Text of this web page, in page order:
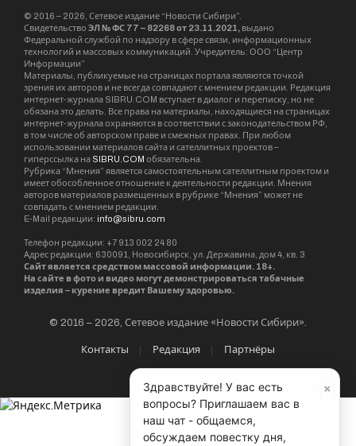
© 2016 – 2026, Сетевое издание “Новости Сибири”.
Свидетельство ЭЛ № ФС 77 – 82268 от 23.11.2021, выдано
Федеральной службой по надзору в сфере связи, информационных
технологий и массовых коммуникаций. Учредитель: ООО “Центр
Информации”
Материалы, публикуемые на страницах портала являются точкой
зрения их авторов и не всегда совпадают с мнением редакции. Редакция
интернет-журнала SIBRU.COM вступает в диалог и переписку, но не
обязана это делать. Все права на материалы, находящиеся на страницах
интернет-журнала охраняются в соответствии с законодательством РФ,
в том числе об авторском праве и смежных правах. При любом
использовании материалов сайта и сателлитных проектов –
гиперссылка на SIBRU.COM обязательна.
Рубрика “Мнения” является самостоятельным сателлитным проектом и
имеет обособленное отношение к деятельности редакции. Мнения
авторов материалов размещенных в рубрике “Мнения” может не
совпадать с мнением редакции.
E-Mail редакции: info@sibru.com
Телефон редакции: +7 913 002 24 80
Адрес редакции: 630091, Новосибирск, ул. Державина, дом 4, кв. 3
Сайт является средством массовой информации. 18+.
На сайте в фото и видео могут демонстрироваться табачные
изделия – курение вредит Вашему здоровью.
© 2016 – 2026, Сетевое издание «Новости Сибири».
Контакты Редакция Партнёры
×
Здравствуйте! У вас есть
вопросы? Приглашаем вас в
наш чат - общаемся,
обсуждаем повестку дня,